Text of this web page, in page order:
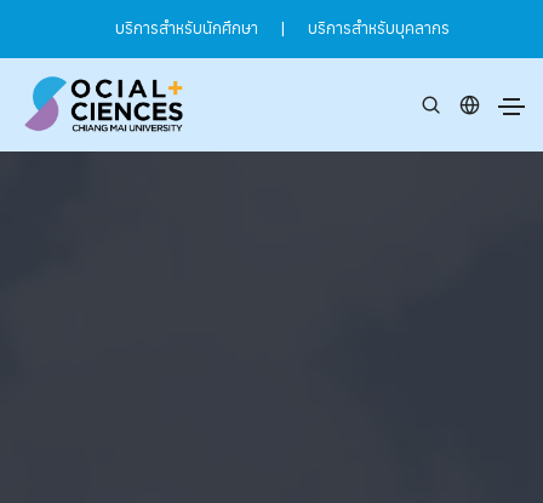
บริการสำหรับนักศึกษา | บริการสำหรับบุคลากร